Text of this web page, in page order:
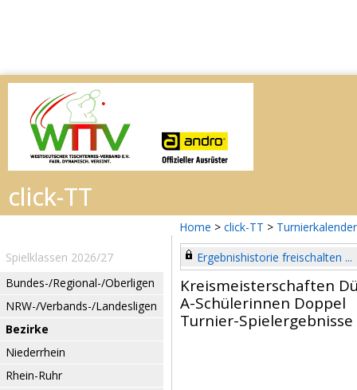
Home > click-TT > Turnierkalender
Spielklassen 2026/27
Bundes-/Regional-/Oberligen
NRW-/Verbands-/Landesligen
Bezirke
Niederrhein
Rhein-Ruhr
Ergebnishistorie freischalten ...
Kreismeisterschaften
A-Schülerinnen Doppel
Turnier-Spielergebnisse